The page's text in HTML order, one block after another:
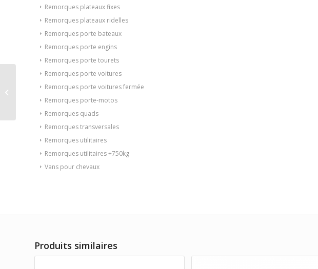
Remorques plateaux fixes
Remorques plateaux ridelles
Remorques porte bateaux
Remorques porte engins
Remorques porte tourets
Remorques porte voitures
Remorques porte voitures fermée
Remorques porte-motos
Remorques quads
Remorques transversales
Remorques utilitaires
Remorques utilitaires +750kg
Vans pour chevaux
Produits similaires
REMORQUE FOURGON
BORO 2 ESSIEUX
F2036HTD RAMP H180
12WGOT 1414